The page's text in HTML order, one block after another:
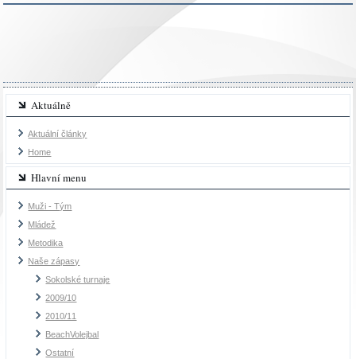
Aktuálně
Aktuální články
Home
Hlavní menu
Muži - Tým
Mládež
Metodika
Naše zápasy
Sokolské turnaje
2009/10
2010/11
BeachVolejbal
Ostatní